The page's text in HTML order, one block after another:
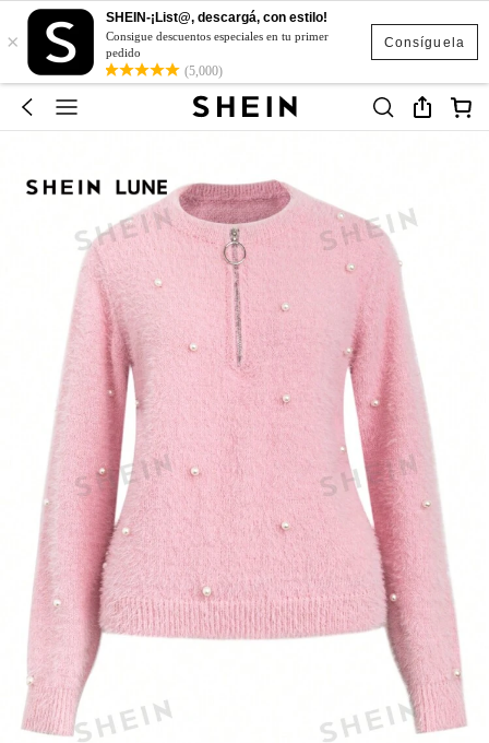
Consíguela
×
SHEIN-¡List@, descargá, con estilo!
Consigue descuentos especiales en tu primer
pedido
(5,000)